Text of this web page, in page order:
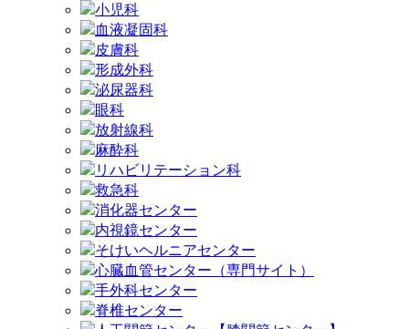
小児科
血液凝固科
皮膚科
形成外科
泌尿器科
眼科
放射線科
麻酔科
リハビリテーション科
救急科
消化器センター
内視鏡センター
そけいヘルニアセンター
心臓血管センター（専門サイト）
手外科センター
脊椎センター